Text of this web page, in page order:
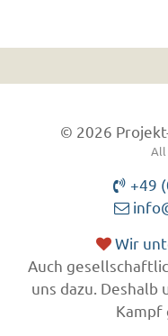
© 2026
All
+49
Wir
Auch
uns dazu. Deshalb
Kampf